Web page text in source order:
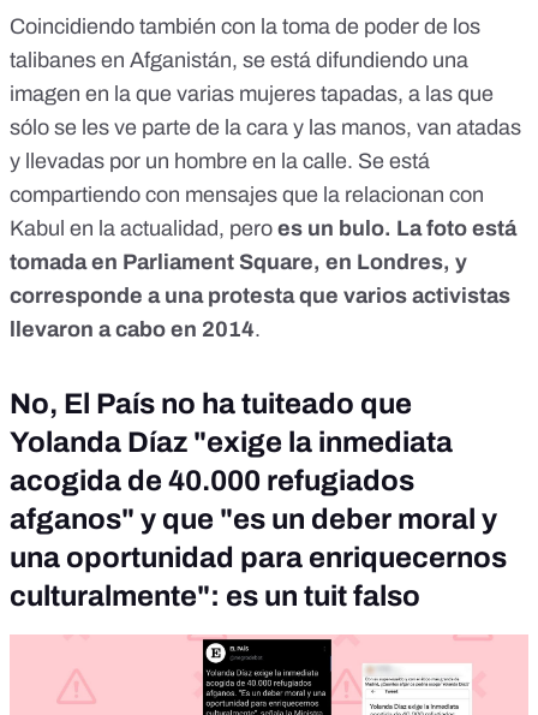
Coincidiendo también con la toma de poder de los
talibanes en Afganistán, se está difundiendo una
imagen en la que varias mujeres tapadas, a las que
sólo se les ve parte de la cara y las manos, van atadas
y llevadas por un hombre en la calle. Se está
compartiendo con mensajes que la relacionan con
Kabul en la actualidad, pero es un bulo. La foto está
tomada en Parliament Square, en Londres, y
corresponde a una protesta que varios activistas
llevaron a cabo en 2014.
No, El País no ha tuiteado que
Yolanda Díaz "exige la inmediata
acogida de 40.000 refugiados
afganos" y que "es un deber moral y
una oportunidad para enriquecernos
culturalmente": es un tuit falso